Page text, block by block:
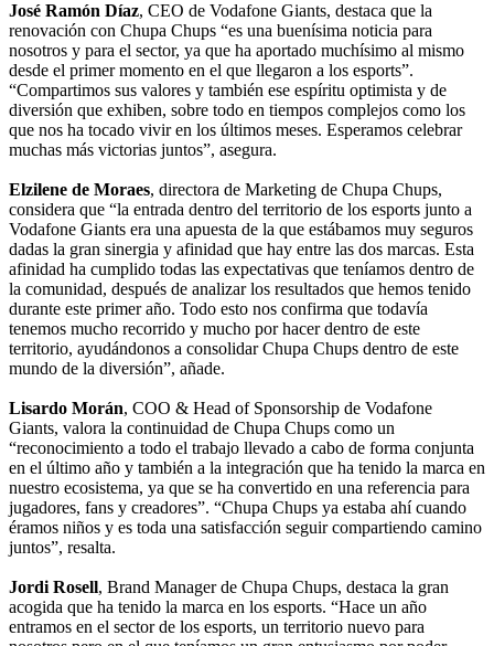
José Ramón Díaz, CEO de Vodafone Giants, destaca que la
renovación con Chupa Chups “es una buenísima noticia para
nosotros y para el sector, ya que ha aportado muchísimo al mismo
desde el primer momento en el que llegaron a los esports”.
“Compartimos sus valores y también ese espíritu optimista y de
diversión que exhiben, sobre todo en tiempos complejos como los
que nos ha tocado vivir en los últimos meses. Esperamos celebrar
muchas más victorias juntos”, asegura.
Elzilene de Moraes, directora de Marketing de Chupa Chups,
considera que “la entrada dentro del territorio de los esports junto a
Vodafone Giants era una apuesta de la que estábamos muy seguros
dadas la gran sinergia y afinidad que hay entre las dos marcas. Esta
afinidad ha cumplido todas las expectativas que teníamos dentro de
la comunidad, después de analizar los resultados que hemos tenido
durante este primer año. Todo esto nos confirma que todavía
tenemos mucho recorrido y mucho por hacer dentro de este
territorio, ayudándonos a consolidar Chupa Chups dentro de este
mundo de la diversión”, añade.
Lisardo Morán, COO & Head of Sponsorship de Vodafone
Giants, valora la continuidad de Chupa Chups como un
“reconocimiento a todo el trabajo llevado a cabo de forma conjunta
en el último año y también a la integración que ha tenido la marca en
nuestro ecosistema, ya que se ha convertido en una referencia para
jugadores, fans y creadores”. “Chupa Chups ya estaba ahí cuando
éramos niños y es toda una satisfacción seguir compartiendo camino
juntos”, resalta.
Jordi Rosell, Brand Manager de Chupa Chups, destaca la gran
acogida que ha tenido la marca en los esports. “Hace un año
entramos en el sector de los esports, un territorio nuevo para